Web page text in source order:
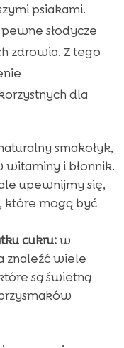
psiakami.
słodycze
zdrowia. Z tego
dla
smakołyk,
i błonnik.
upewnijmy się,
które mogą być
cukru:w
znaleźć wiele
są świetną